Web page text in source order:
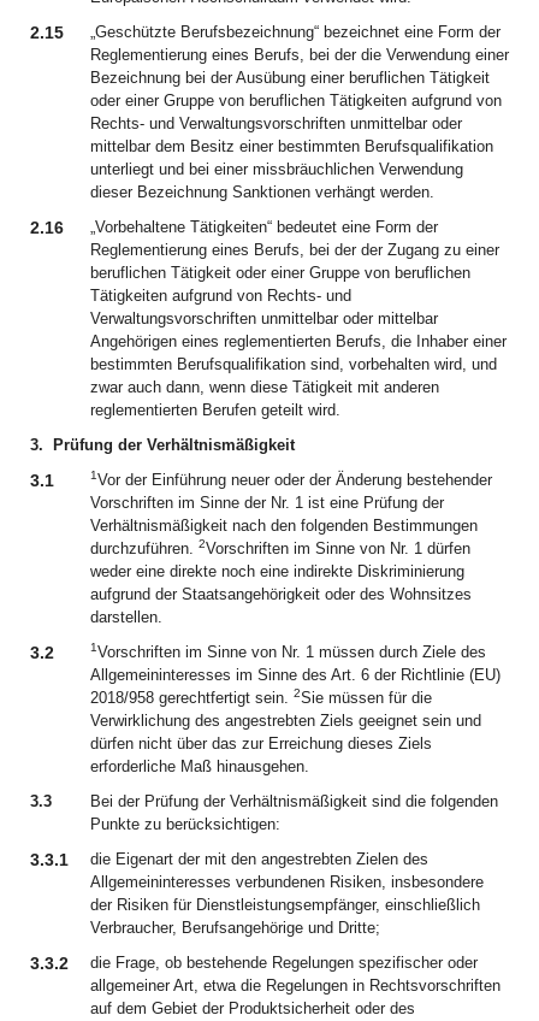
2.15
„Geschützte Berufsbezeichnung“ bezeichnet eine Form der
Reglementierung eines Berufs, bei der die Verwendung einer
Bezeichnung bei der Ausübung einer beruflichen Tätigkeit
oder einer Gruppe von beruflichen Tätigkeiten aufgrund von
Rechts- und Verwaltungsvorschriften unmittelbar oder
mittelbar dem Besitz einer bestimmten Berufsqualifikation
unterliegt und bei einer missbräuchlichen Verwendung
dieser Bezeichnung Sanktionen verhängt werden.
2.16
„Vorbehaltene Tätigkeiten“ bedeutet eine Form der
Reglementierung eines Berufs, bei der der Zugang zu einer
beruflichen Tätigkeit oder einer Gruppe von beruflichen
Tätigkeiten aufgrund von Rechts- und
Verwaltungsvorschriften unmittelbar oder mittelbar
Angehörigen eines reglementierten Berufs, die Inhaber einer
bestimmten Berufsqualifikation sind, vorbehalten wird, und
zwar auch dann, wenn diese Tätigkeit mit anderen
reglementierten Berufen geteilt wird.
3.
Prüfung der Verhältnismäßigkeit
3.1 1Vor der Einführung neuer oder der Änderung bestehender
Vorschriften im Sinne der Nr. 1 ist eine Prüfung der
Verhältnismäßigkeit nach den folgenden Bestimmungen
durchzuführen. 2Vorschriften im Sinne von Nr. 1 dürfen
weder eine direkte noch eine indirekte Diskriminierung
aufgrund der Staatsangehörigkeit oder des Wohnsitzes
darstellen.
3.2 1Vorschriften im Sinne von Nr. 1 müssen durch Ziele des
Allgemeininteresses im Sinne des Art. 6 der Richtlinie (EU)
2018/958 gerechtfertigt sein. 2Sie müssen für die
Verwirklichung des angestrebten Ziels geeignet sein und
dürfen nicht über das zur Erreichung dieses Ziels
erforderliche Maß hinausgehen.
3.3
Bei der Prüfung der Verhältnismäßigkeit sind die folgenden
Punkte zu berücksichtigen:
3.3.1
die Eigenart der mit den angestrebten Zielen des
Allgemeininteresses verbundenen Risiken, insbesondere
der Risiken für Dienstleistungsempfänger, einschließlich
Verbraucher, Berufsangehörige und Dritte;
3.3.2
die Frage, ob bestehende Regelungen spezifischer oder
allgemeiner Art, etwa die Regelungen in Rechtsvorschriften
auf dem Gebiet der Produktsicherheit oder des